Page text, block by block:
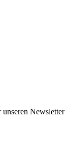
Newsletter